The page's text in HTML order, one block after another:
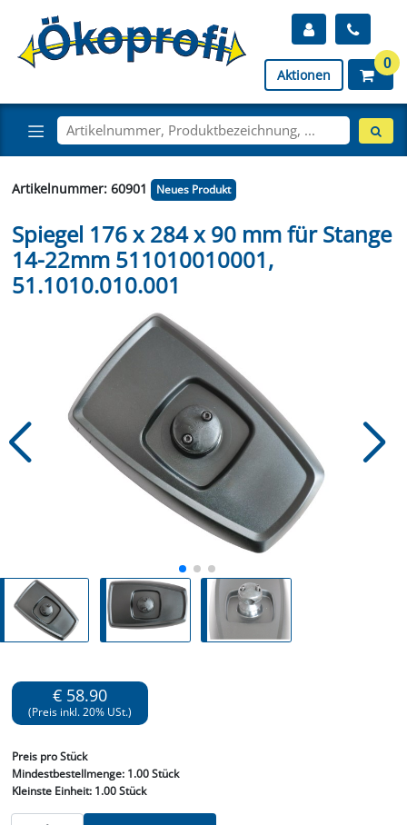
Aktionen
0
Artikelnummer: 60901 Neues Produkt
Spiegel 176 x 284 x 90 mm für Stange
14-22mm 511010010001,
51.1010.010.001
€ 58.90
(Preis inkl. 20% USt.)
Preis pro Stück
Mindestbestellmenge: 1.00 Stück
Kleinste Einheit:1.00 Stück